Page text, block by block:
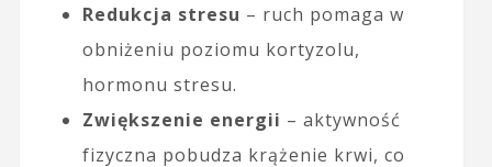
Redukcja stresu – ruch pomaga w
obniżeniu poziomu kortyzolu,
hormonu stresu.
Zwiększenie energii – aktywność
fizyczna pobudza krążenie krwi, co